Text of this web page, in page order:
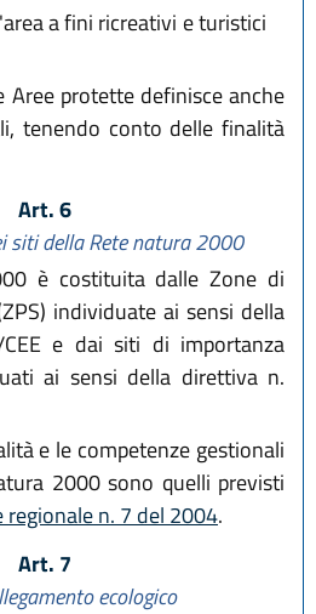
a fini ricreativi e turistici
protette definisce anche
tenendo conto delle finalità
Art. 6
siti della Rete natura 2000
è costituita dalle Zone di
individuate ai sensi della
e dai siti di importanza
ai sensi della direttiva n.
e le competenze gestionali
2000 sono quelli previsti
n. 7 del 2004.
Art. 7
ecologico